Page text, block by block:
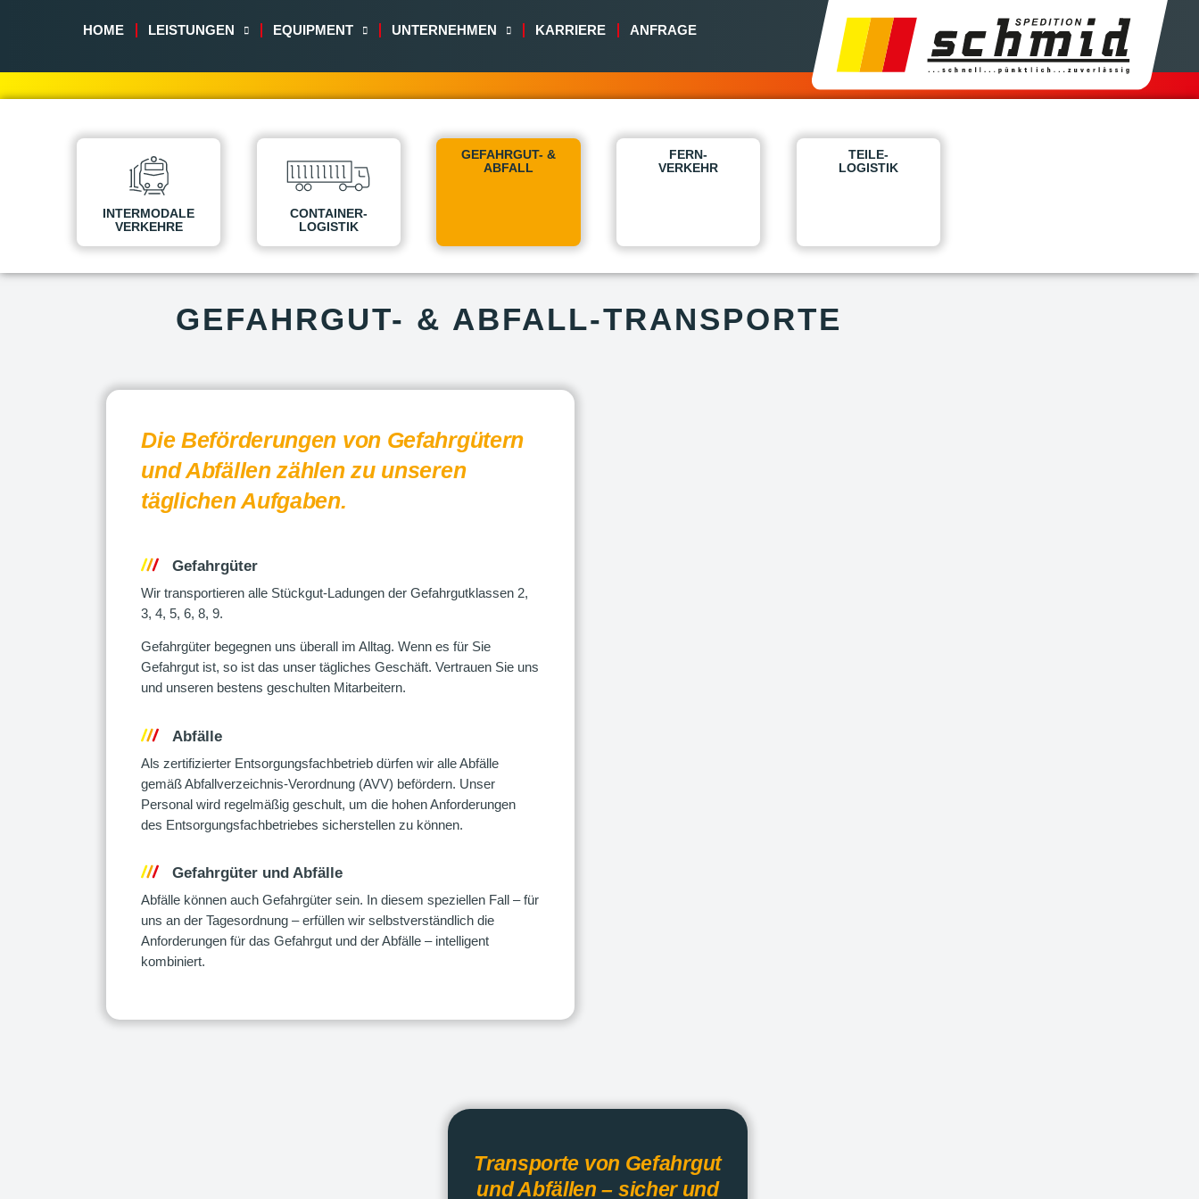
HOME LEISTUNGEN EQUIPMENT UNTERNEHMEN KARRIERE ANFRAGE
INTERMODALE
VERKEHRE
CONTAINER-
LOGISTIK
GEFAHRGUT- &
ABFALL
FERN-
VERKEHR
TEILE-
LOGISTIK
GEFAHRGUT- & ABFALL-TRANSPORTE
Die Beförderungen von Gefahrgütern
und Abfällen zählen zu unseren
täglichen Aufgaben.
Gefahrgüter
Wir transportieren alle Stückgut-Ladungen der Gefahrgutklassen 2,
3, 4, 5, 6, 8, 9.
Gefahrgüter begegnen uns überall im Alltag. Wenn es für Sie
Gefahrgut ist, so ist das unser tägliches Geschäft. Vertrauen Sie uns
und unseren bestens geschulten Mitarbeitern.
Abfälle
Als zertifizierter Entsorgungsfachbetrieb dürfen wir alle Abfälle
gemäß Abfallverzeichnis-Verordnung (AVV) befördern. Unser
Personal wird regelmäßig geschult, um die hohen Anforderungen
des Entsorgungsfachbetriebes sicherstellen zu können.
Gefahrgüter und Abfälle
Abfälle können auch Gefahrgüter sein. In diesem speziellen Fall – für
uns an der Tagesordnung – erfüllen wir selbstverständlich die
Anforderungen für das Gefahrgut und der Abfälle – intelligent
kombiniert.
Transporte von Gefahrgut
und Abfällen – sicher und